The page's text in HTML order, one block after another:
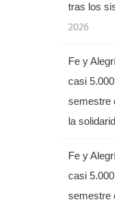
tras los
2026
Fe y
casi
semestre
la
Fe y
casi
semestre